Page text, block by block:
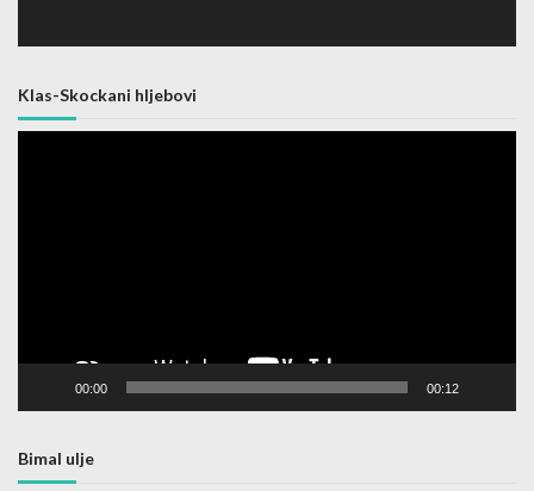
Klas-Skockani hljebovi
00:00 00:12
Bimal ulje